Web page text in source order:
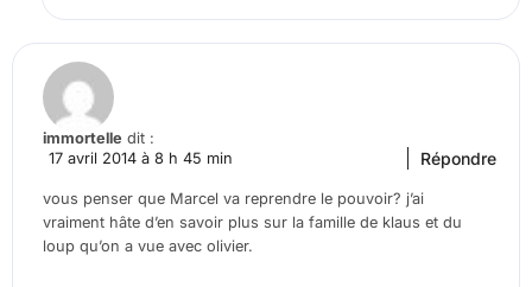
immortelle dit :
17 avril 2014 à 8 h 45 min
vous penser que Marcel va reprendre le pouvoir? j’ai
vraiment hâte d’en savoir plus sur la famille de klaus et du
loup qu’on a vue avec olivier.
Répondre